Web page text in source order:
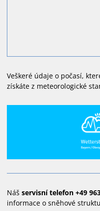
Veškeré údaje o počasí,
získáte z meteorologické
Náš servisní telefon +49
informace o sněhové